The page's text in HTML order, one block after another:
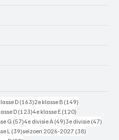
D (163)163 posts
2e klasse B (149)
D(123)123 posts
4e klasse E (120)
G (57)57 posts
4e divisie A (49)49 posts
3e divisie (47)
L (39)39 posts
seizoen 2026-2027 (38)